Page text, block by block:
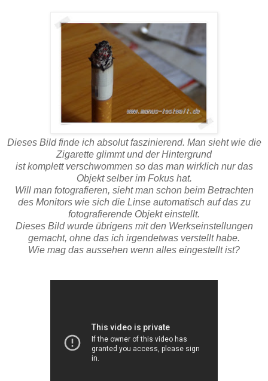
Dieses Bild finde ich absolut faszinierend. Man sieht wie die
Zigarette glimmt und der Hintergrund
ist komplett verschwommen so das man wirklich nur das
Objekt selber im Fokus hat.
Will man fotografieren, sieht man schon beim Betrachten
des Monitors wie sich die Linse automatisch auf das zu
fotografierende Objekt einstellt.
Dieses Bild wurde übrigens mit den Werkseinstellungen
gemacht, ohne das ich irgendetwas verstellt habe.
Wie mag das aussehen wenn alles eingestellt ist?